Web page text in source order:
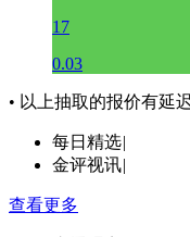
17
0.03
• 以上抽取的报价有延
每日精选|
金评视讯|
查看更多